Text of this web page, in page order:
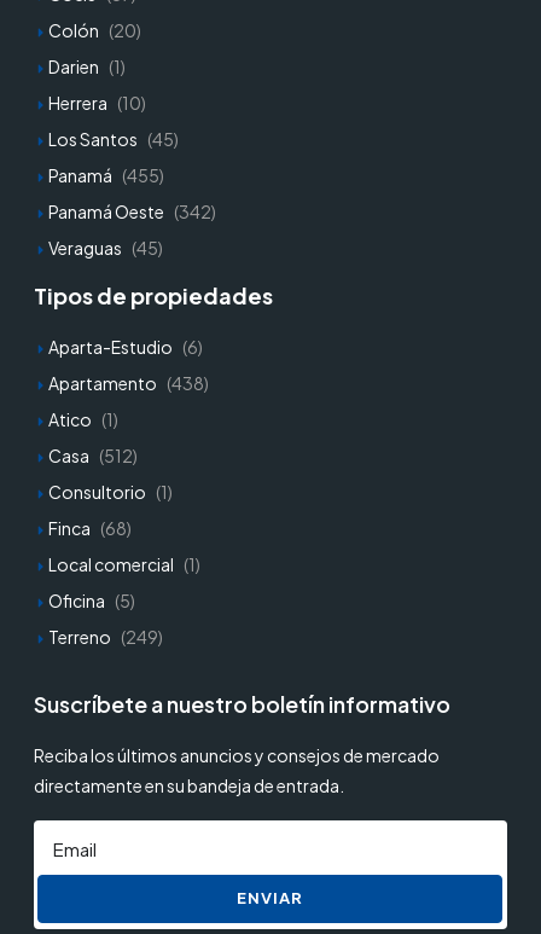
Colón (20)
Darien (1)
Herrera (10)
Los Santos (45)
Panamá (455)
Panamá Oeste (342)
Veraguas (45)
Tipos de propiedades
Aparta-Estudio (6)
Apartamento (438)
Atico (1)
Casa (512)
Consultorio (1)
Finca (68)
Local comercial (1)
Oficina (5)
Terreno (249)
Suscríbete a nuestro boletín informativo
Reciba los últimos anuncios y consejos de mercado
directamente en su bandeja de entrada.
ENVIAR